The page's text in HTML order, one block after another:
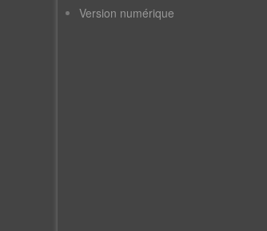
Version numérique